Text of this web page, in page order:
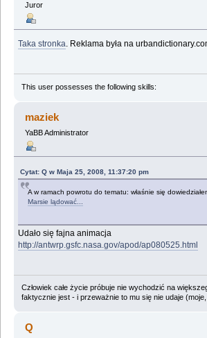
Juror
Taka stronka. Reklama była na
This user possesses the following skills:
maziek
YaBB Administrator
Cytat: Q w Maja 25, 2008, 11:37:20 pm
A w ramach powrotu do tematu: właśnie się
Marsie lądować...
Udało się fajna animacja
http://antwrp.gsfc.nasa.gov/apod/ap080525.html
Człowiek całe życie próbuje nie wychodzić na
faktycznie jest - i przeważnie to mu się nie udaje (moje,
Q